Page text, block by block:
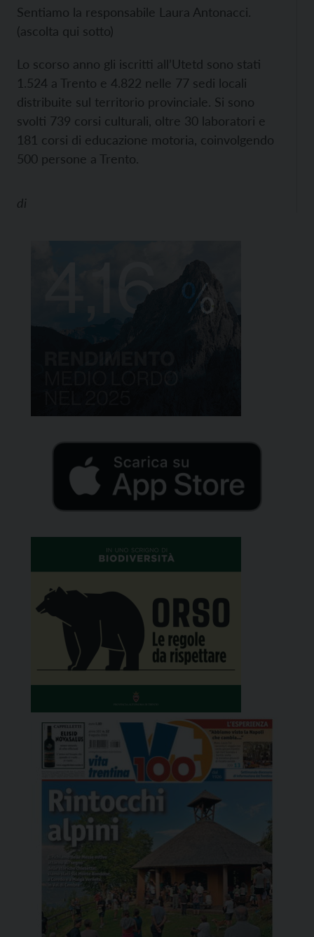
Sentiamo la responsabile Laura Antonacci.
(ascolta qui sotto)
Lo scorso anno gli iscritti all’Utetd sono stati
1.524 a Trento e 4.822 nelle 77 sedi locali
distribuite sul territorio provinciale. Si sono
svolti 739 corsi culturali, oltre 30 laboratori e
181 corsi di educazione motoria, coinvolgendo
500 persone a Trento.
di